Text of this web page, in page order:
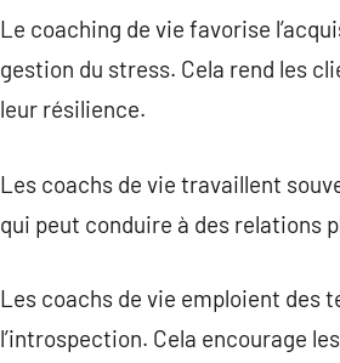
Le coaching de vie favorise
gestion du stress. Cela rend les
leur résilience.
Les coachs de vie travaillent
qui peut conduire à des relations
Les coachs de vie emploient des
l’introspection. Cela encourage